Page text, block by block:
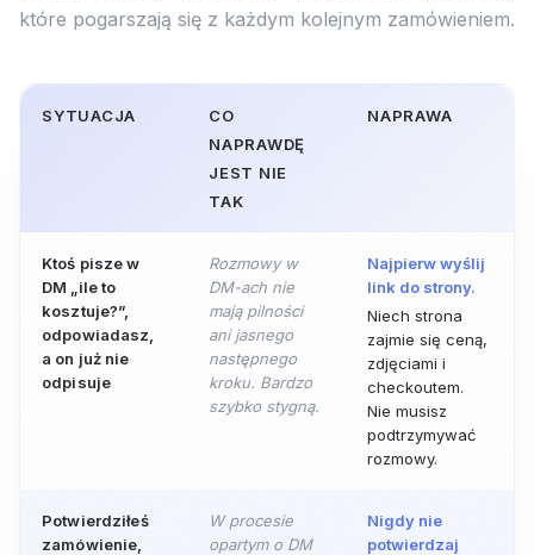
które pogarszają się z każdym kolejnym zamówieniem.
SYTUACJA
CO
NAPRAWDĘ
JEST NIE
TAK
NAPRAWA
Ktoś pisze w
DM „ile to
kosztuje?”,
odpowiadasz,
a on już nie
odpisuje
Rozmowy w
DM-ach nie
mają pilności
ani jasnego
następnego
kroku. Bardzo
szybko stygną.
Najpierw wyślij
link do strony.
Niech strona
zajmie się ceną,
zdjęciami i
checkoutem.
Nie musisz
podtrzymywać
rozmowy.
Potwierdziłeś
zamówienie,
W procesie
opartym o DM
Nigdy nie
potwierdzaj